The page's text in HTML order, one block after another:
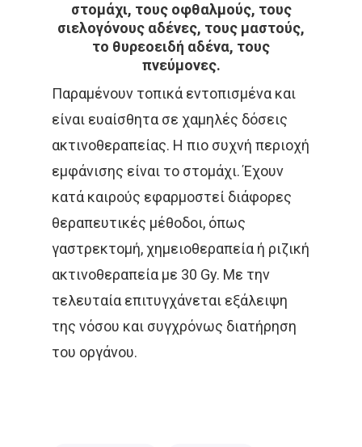
στομάχι, τους οφθαλμούς, τους
σιελογόνους αδένες, τους μαστούς,
το θυρεοειδή αδένα, τους
πνεύμονες.
Παραμένουν τοπικά εντοπισμένα και
είναι ευαίσθητα σε χαμηλές δόσεις
ακτινοθεραπείας. Η πιο συχνή περιοχή
εμφάνισης είναι το στομάχι. Έχουν
κατά καιρούς εφαρμοστεί διάφορες
θεραπευτικές μέθοδοι, όπως
γαστρεκτομή, χημειοθεραπεία ή ριζική
ακτινοθεραπεία με 30 Gy. Με την
τελευταία επιτυγχάνεται εξάλειψη
της νόσου και συγχρόνως διατήρηση
του οργάνου.
Μαρτυρίες
Συνεργασίες Μέλη
Ομάδα Των
Καλοήθη Νοσήματα
Κακοήθη Νοσήματα
Καρκίνος Του
Καρκίνος Μαστού
Καρκίνος Εντέρου
Και Πρωκτού
Καρκίνος Στομάχου
Οισοφάγου Και
Καρκίνος
& Ενδομητρίου
Μεταστατική Νόσος
Παρενέργειες
Θεραπεία Πόνου
Σπάνιοι Όγκοι
Τεχνικές
Βραχυθεραπεία
Επικαιρότητα
Νέα
Συνεντεύξεις
Βιβλία
Εφημερίδες &
Video
Επιστημονικές
Επικοινωνία
Ελληνικα
Άκος | Δείτε Τα Βίντεο